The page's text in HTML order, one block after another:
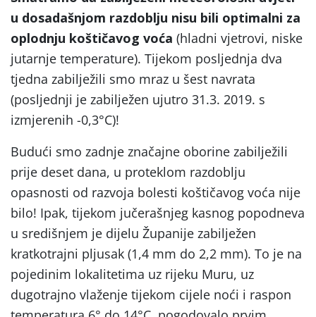
u dosadašnjom razdoblju nisu bili optimalni za
oplodnju koštičavog voća (hladni vjetrovi, niske
jutarnje temperature). Tijekom posljednja dva
tjedna zabilježili smo mraz u šest navrata
(posljednji je zabilježen ujutro 31.3. 2019. s
izmjerenih -0,3°C)!
Budući smo zadnje značajne oborine zabilježili
prije deset dana, u proteklom razdoblju
opasnosti od razvoja bolesti koštičavog voća nije
bilo! Ipak, tijekom jučerašnjeg kasnog popodneva
u središnjem je dijelu Županije zabilježen
kratkotrajni pljusak (1,4 mm do 2,2 mm). To je na
pojedinim lokalitetima uz rijeku Muru, uz
dugotrajno vlaženje tijekom cijele noći i raspon